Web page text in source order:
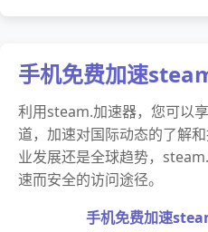
手机免费加速
利用steam.加速器，您可以
道，加速对国际动态的了解
业发展还是全球趋势，
速而安全的访问途径。
手机免费加速